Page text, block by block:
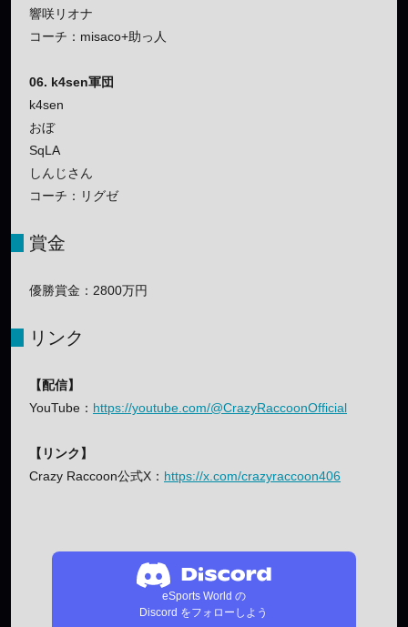
響咲リオナ
コーチ：misaco+助っ人
06. k4sen軍団
k4sen
おぼ
SqLA
しんじさん
コーチ：リグゼ
賞金
優勝賞金：2800万円
リンク
【配信】
YouTube： https://youtube.com/@CrazyRaccoonOfficial
【リンク】
Crazy Raccoon公式X： https://x.com/crazyraccoon406
eSports World の
Discord をフォローしよう